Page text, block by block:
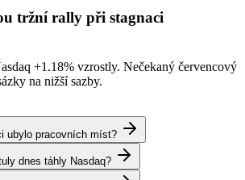
tržní rally při stagnaci
+1.18% vzrostly. Nečekaný červencový
na nižší sazby.
ubylo pracovních míst?
dnes táhly Nasdaq?